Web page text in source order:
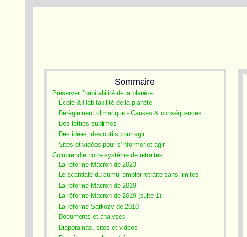
Sommaire
Préserver l’habitabilité de la planète
École & Habitabilité de la planète
Dérèglement climatique - Causes & conséquences
Des lettres sublimes
Des idées, des outils pour agir
Sites et vidéos pour s’informer et agir
Comprendre notre système de retraites
La réforme Macron de 2023
Le scandale du cumul emploi retraite sans limites
La réforme Macron de 2019
La réforme Macron de 2019 (suite 1)
La réforme Sarkozy de 2010
Documents et analyses
Diaporamas, sites et vidéos